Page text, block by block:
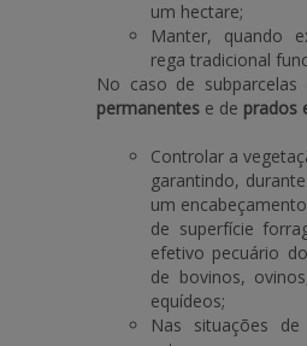
um hectare;
Manter, quando
rega tradicional
No caso de subparcelas
permanentes e de prados
Controlar a
garantindo,
um
de superfície
efetivo pecuário
de bovinos,
equídeos;
Nas situações